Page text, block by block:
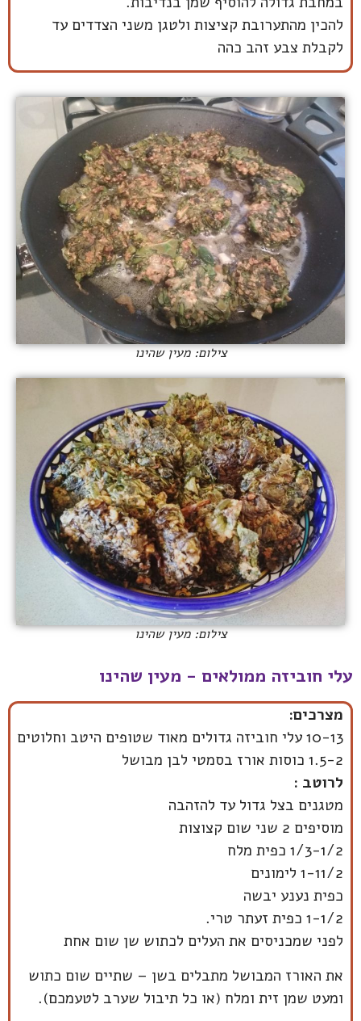
להכין מהתערובת קציצות ולטגן משני הצדדים עד
לקבלת צבע זהב כהה
צילום: מעין שהינו
צילום: מעין שהינו
עלי חוביזה ממולאים - מעין שהינו
מצרכים:
10-13 עלי חוביזה גדולים מאוד שטופים היטב וחלוטים
1.5-2 כוסות אורז בסמטי לבן מבושל
לרוטב :
מטגנים בצל גדול עד להזהבה
מוסיפים 2 שני שום קצוצות
1/3-1/2 כפית מלח
1-11/2 לימונים
כפית נענע יבשה
1-1/2 כפית זעתר טרי.
לפני שמכניסים את העלים לכתוש שן שום אחת
את האורז המבושל מתבלים בשן – שתיים שום כתוש
ומעט שמן זית ומלח (או כל תיבול שערב לטעמכם).